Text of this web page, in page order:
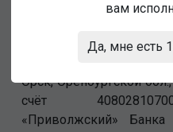
156.ru проект ИП
Орск, Оренбургской
счёт
«Приволжский»
вам
Да, мне есть